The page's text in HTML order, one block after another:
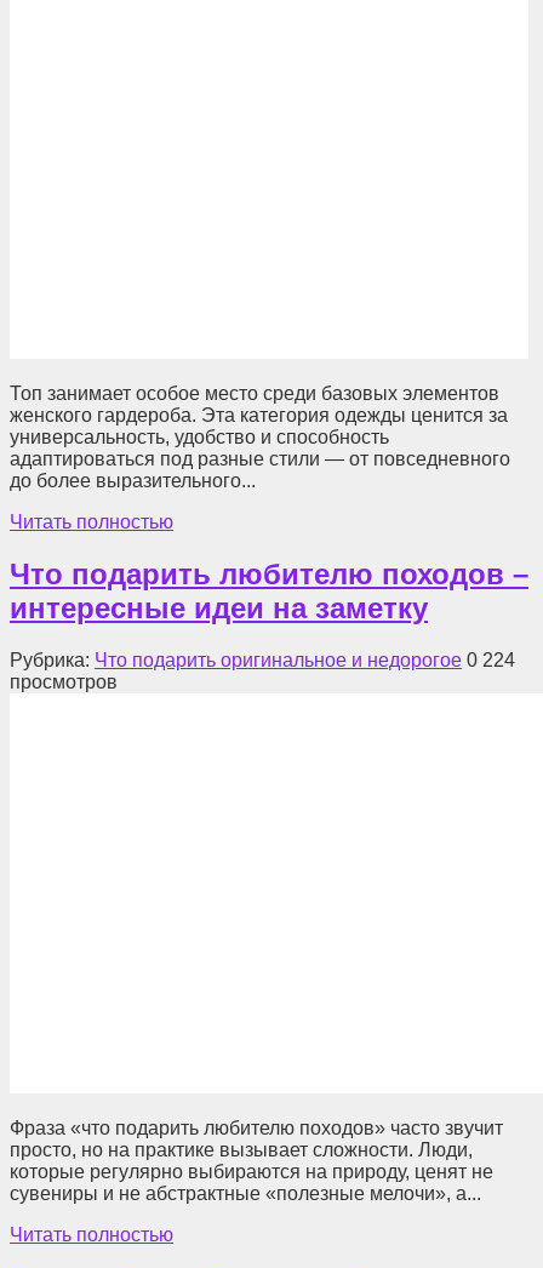
Топ занимает особое место среди базовых элементов
женского гардероба. Эта категория одежды ценится за
универсальность, удобство и способность
адаптироваться под разные стили — от повседневного
до более выразительного...
Читать полностью
Что подарить любителю походов –
интересные идеи на заметку
Рубрика: Что подарить оригинальное и недорогое 0 224
просмотров
Фраза «что подарить любителю походов» часто звучит
просто, но на практике вызывает сложности. Люди,
которые регулярно выбираются на природу, ценят не
сувениры и не абстрактные «полезные мелочи», а...
Читать полностью